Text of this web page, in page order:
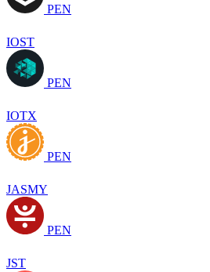
PEN
IOST
PEN
IOTX
PEN
JASMY
PEN
JST